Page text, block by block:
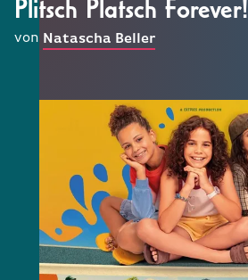
Plitsch Platsch Forever!
von Natascha Beller